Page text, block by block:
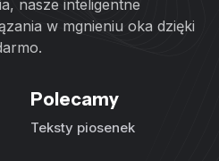
nasze inteligentne
w mgnieniu oka dzięki
Polecamy
Teksty piosenek